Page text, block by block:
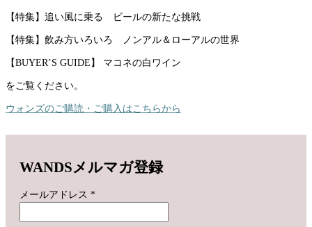
【特集】追い風に乗る ビールの新たな挑戦
【特集】飲み方いろいろ ノンアル＆ローアルの世界
【BUYER’S GUIDE】 マコネの白ワイン
をご覧ください。
ウォンズのご購読・ご購入はこちらから
WANDSメルマガ登録
メールアドレス *